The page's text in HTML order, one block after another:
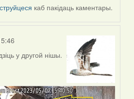
каб пакідаць каментары.
у другой нішы.